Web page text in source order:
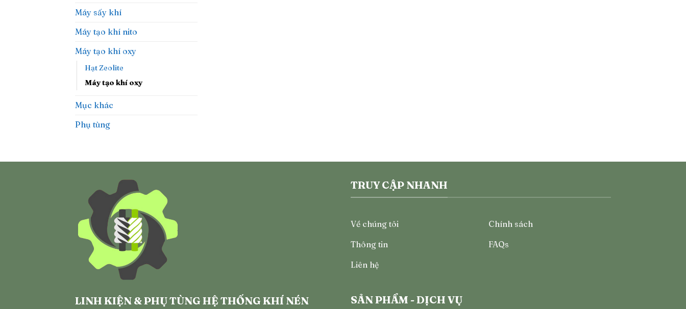
Máy sấy khí
Máy tạo khí nito
Máy tạo khí oxy
Hạt Zeolite
Máy tạo khí oxy
Mục khác
Phụ tùng
LINH KIỆN & PHỤ TÙNG HỆ THỐNG KHÍ NÉN
TRUY CẬP NHANH
Về chúng tôi
Thông tin
Liên hệ
Chính sách
FAQs
SẢN PHẨM - DỊCH VỤ